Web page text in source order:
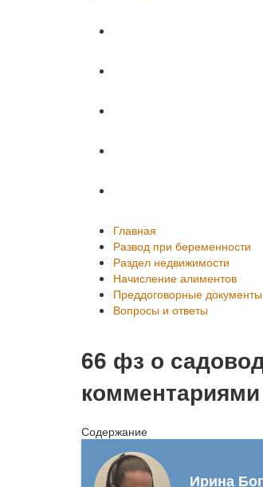
Главная
Развод при беременности
Раздел недвижимости
Начисление алиментов
Преддоговорные документы
Вопросы и ответы
66 фз о
комментариями
Содержание